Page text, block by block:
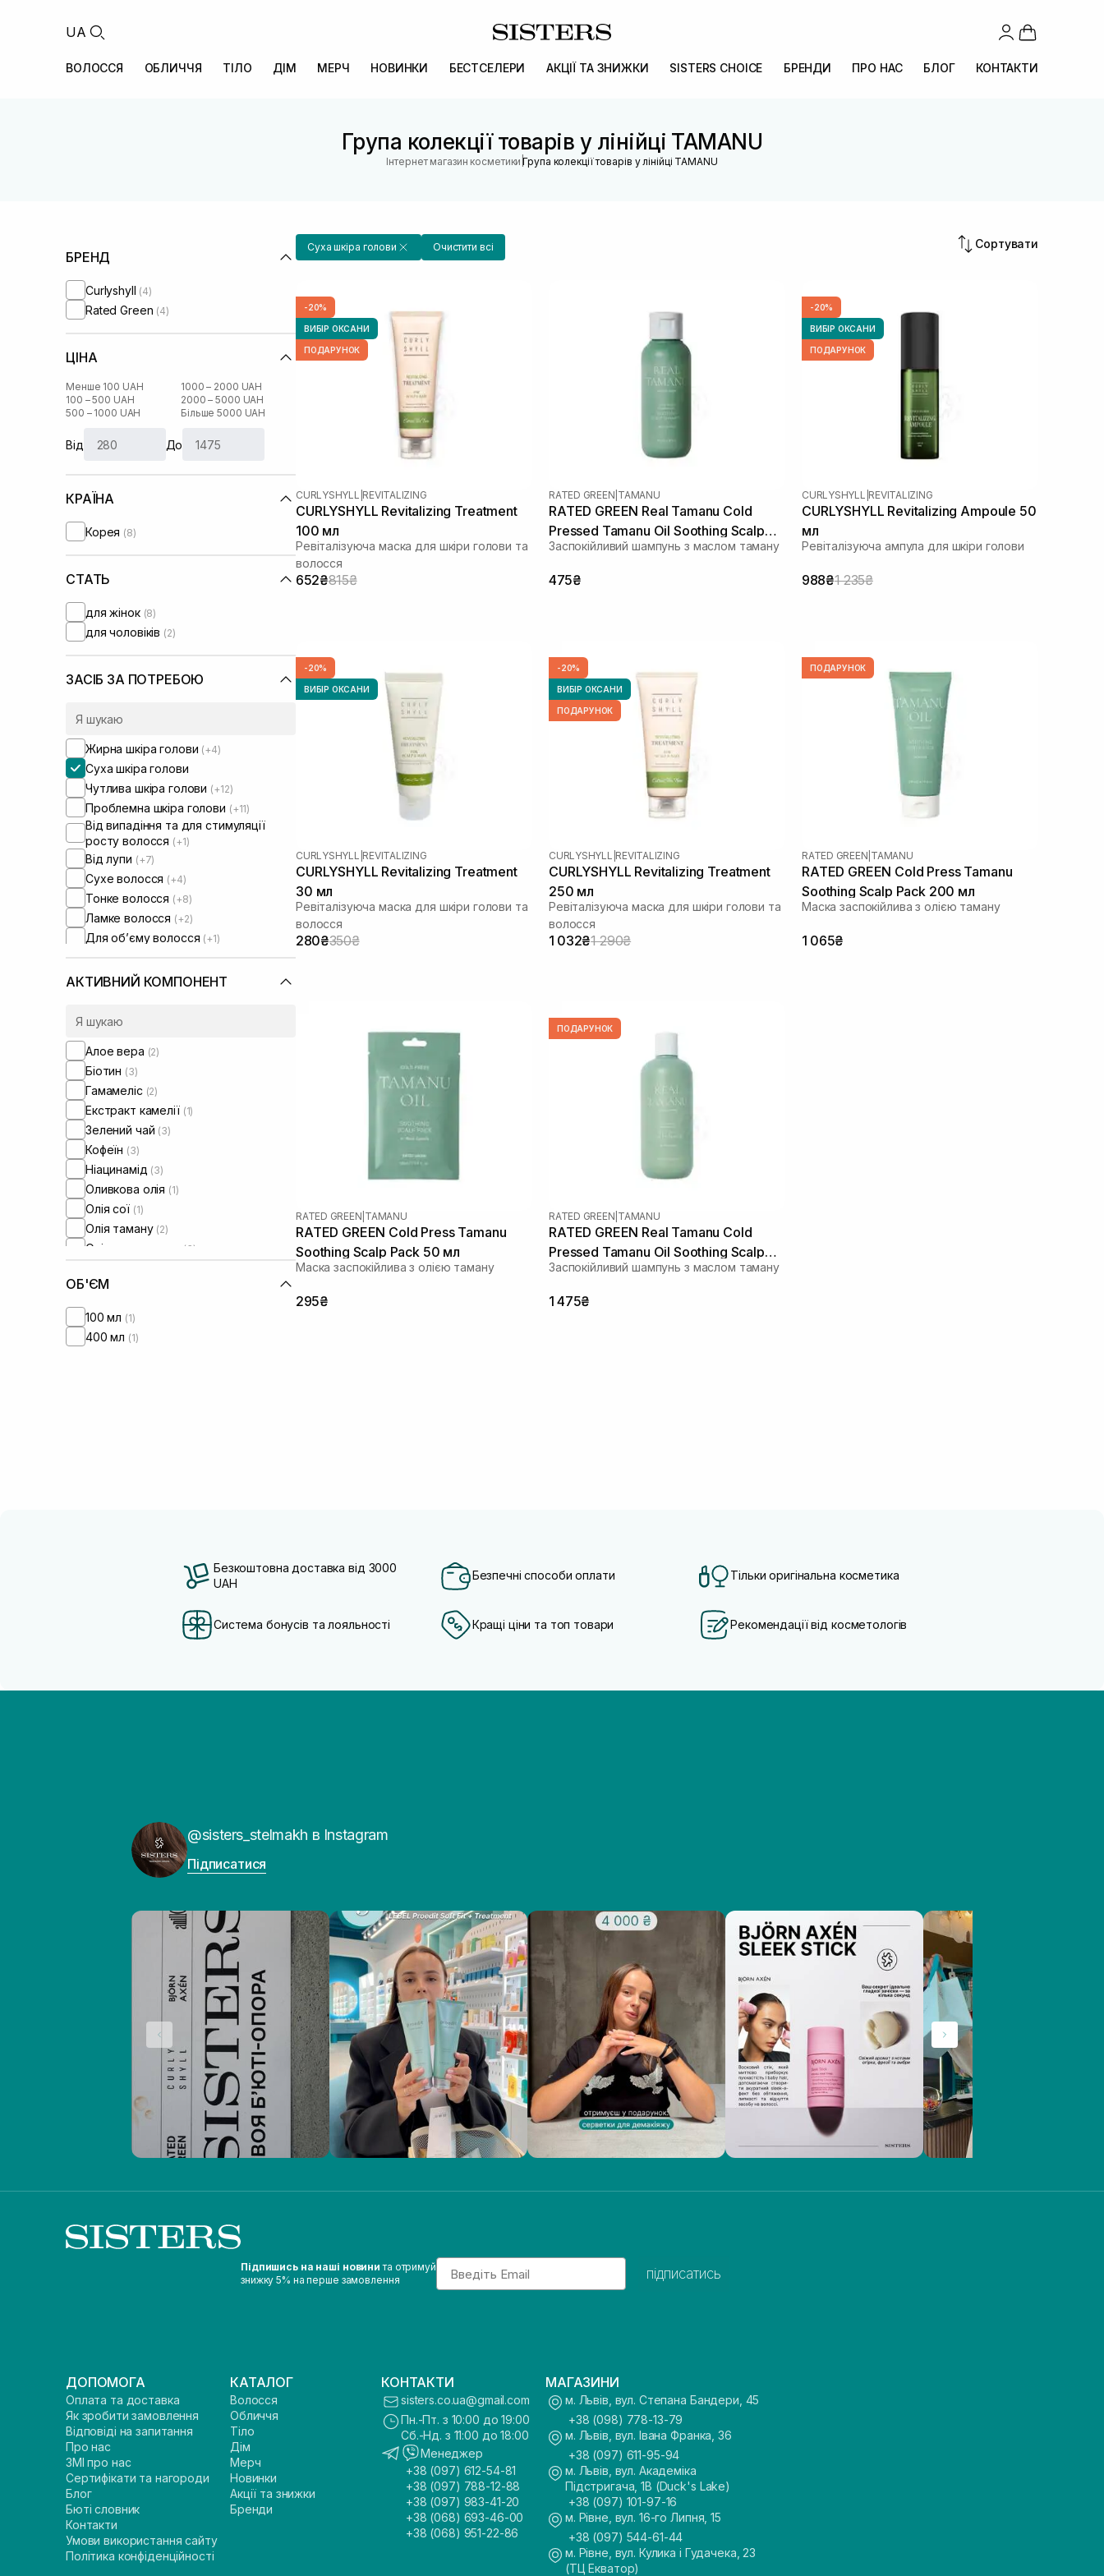
UA
ВОЛОССЯ ОБЛИЧЧЯ ТІЛО ДІМ МЕРЧ НОВИНКИ БЕСТСЕЛЕРИ АКЦІЇ ТА ЗНИЖКИ SISTERS CHOICE БРЕНДИ ПРО НАС БЛОГ КОНТАКТИ
Група колекції товарів у лінійці TAMANU
Інтернет магазин косметики |Група колекції товарів у лінійці TAMANU
БРЕНД
Curlyshyll (4)
Rated Green (4)
ЦІНА
Менше 100 UAH
100 – 500 UAH
500 – 1000 UAH
1000 – 2000 UAH
2000 – 5000 UAH
Більше 5000 UAH
Від До
КРАЇНА
Корея (8)
СТАТЬ
для жінок (8)
для чоловіків (2)
ЗАСІБ ЗА ПОТРЕБОЮ
Жирна шкіра голови (+4)
Суха шкіра голови
Чутлива шкіра голови (+12)
Проблемна шкіра голови (+11)
Від випадіння та для стимуляції
росту волосся (+1)
Від лупи (+7)
Сухе волосся (+4)
Тонке волосся (+8)
Ламке волосся (+2)
Для обʼєму волосся (+1)
АКТИВНИЙ КОМПОНЕНТ
Алое вера (2)
Біотин (3)
Гамамеліс (2)
Екстракт камелії (1)
Зелений чай (3)
Кофеїн (3)
Ніацинамід (3)
Оливкова олія (1)
Олія сої (1)
Олія таману (2)
Олія цитрусових (3)
Саліцилова кислота
ОБ'ЄМ
100 мл (1)
400 мл (1)
Суха шкіра голови Очистити всі Сортувати
-20%
ВИБІР ОКСАНИ
ПОДАРУНОК
CURLYSHYLL REVITALIZING
CURLYSHYLL Revitalizing Treatment
100 мл
Ревіталізуюча маска для шкіри голови та
волосся
652₴815₴
RATED GREEN TAMANU
RATED GREEN Real Tamanu Cold
Pressed Tamanu Oil Soothing Scalp
Shampoo 100 мл
Заспокійливий шампунь з маслом таману
475₴
-20%
ВИБІР ОКСАНИ
ПОДАРУНОК
CURLYSHYLL REVITALIZING
CURLYSHYLL Revitalizing Ampoule 50
мл
Ревіталізуюча ампула для шкіри голови
988₴1 235₴
-20%
ВИБІР ОКСАНИ
CURLYSHYLL REVITALIZING
CURLYSHYLL Revitalizing Treatment
30 мл
Ревіталізуюча маска для шкіри голови та
волосся
280₴350₴
-20%
ВИБІР ОКСАНИ
ПОДАРУНОК
CURLYSHYLL REVITALIZING
CURLYSHYLL Revitalizing Treatment
250 мл
Ревіталізуюча маска для шкіри голови та
волосся
1 032₴1 290₴
ПОДАРУНОК
RATED GREEN TAMANU
RATED GREEN Cold Press Tamanu
Soothing Scalp Pack 200 мл
Маска заспокійлива з олією таману
1 065₴
RATED GREEN TAMANU
RATED GREEN Cold Press Tamanu
Soothing Scalp Pack 50 мл
Маска заспокійлива з олією таману
295₴
ПОДАРУНОК
RATED GREEN TAMANU
RATED GREEN Real Tamanu Cold
Pressed Tamanu Oil Soothing Scalp
Shampoo 400 мл
Заспокійливий шампунь з маслом таману
1 475₴
Безкоштовна доставка від 3000
UAH
Безпечні способи оплати Тільки оригінальна косметика
Система бонусів та лояльності Кращі ціни та топ товари Рекомендації від косметологів
@sisters_stelmakh в Instagram
Підписатися
Підпишись на наші новини та отримуй
знижку 5% на перше замовлення
Email
підписатись
ДОПОМОГА
Оплата та доставка
Як зробити замовлення
Відповіді на запитання
Про нас
ЗМІ про нас
Сертифікати та нагороди
Блог
Бюті словник
Контакти
Умови використання сайту
Політика конфіденційності
КАТАЛОГ
Волосся
Обличчя
Тіло
Дім
Мерч
Новинки
Акції та знижки
Бренди
КОНТАКТИ
sisters.co.ua@gmail.com
Пн.-Пт. з 10:00 до 19:00
Сб.-Нд. з 11:00 до 18:00
Менеджер
+38 (097) 612-54-81
+38 (097) 788-12-88
+38 (097) 983-41-20
+38 (068) 693-46-00
+38 (068) 951-22-86
МАГАЗИНИ
м. Львів, вул. Степана Бандери, 45
+38 (098) 778-13-79
м. Львів, вул. Івана Франка, 36
+38 (097) 611-95-94
м. Львів, вул. Академіка
Підстригача, 1В (Duck's Lake)
+38 (097) 101-97-16
м. Рівне, вул. 16-го Липня, 15
+38 (097) 544-61-44
м. Рівне, вул. Кулика і Гудачека, 23
(ТЦ Екватор)